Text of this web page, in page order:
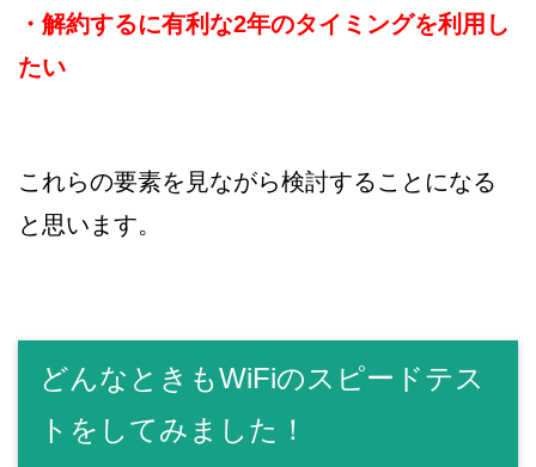
・解約するに有利な2年のタイミングを利用し
たい
これらの要素を見ながら検討することになる
と思います。
どんなときもWiFiのスピードテス
トをしてみました！